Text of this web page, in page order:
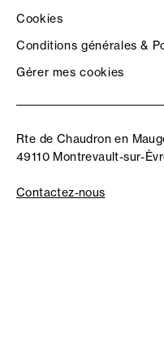
Cookies
Conditions générales &
Gérer mes cookies
Rte de Chaudron en
49110 Montrevault-sur-
Contactez-nous